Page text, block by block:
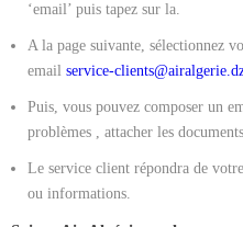
‘email’ puis tapez sur la.
A la page suivante, sélectionnez
email service-
Puis, vous pouvez composer un
problèmes , attacher les
Le service client répondra de
ou informations.